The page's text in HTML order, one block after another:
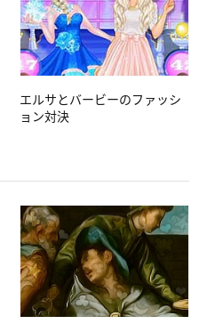
エルサとバービーのファッシ
ョン対決